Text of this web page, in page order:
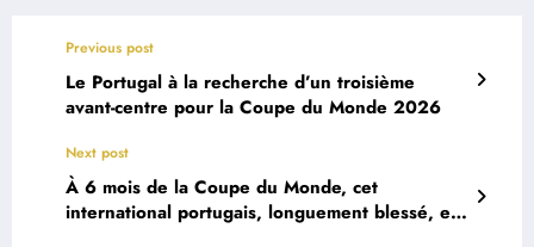
Previous post
Le Portugal à la recherche d’un troisième
avant-centre pour la Coupe du Monde 2026
Next post
À 6 mois de la Coupe du Monde, cet
international portugais, longuement blessé, est